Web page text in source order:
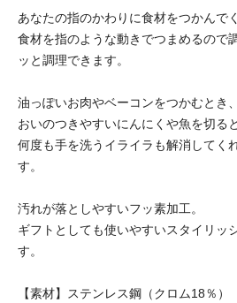
あなたの指のかわりに食材をつかんで
食材を指のような動きでつまめるので
ッと調理できます。
油っぽいお肉やベーコンをつかむとき
おいのつきやすいにんにくや魚を切る
何度も手を洗うイライラも解消してく
す。
汚れが落としやすいフッ素加工。
ギフトとしても使いやすいスタイリッ
す。
【素材】ステンレス鋼（クロム18％）